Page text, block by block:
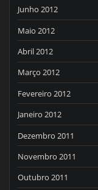
Junho 2012
Maio 2012
Abril 2012
Março 2012
Fevereiro 2012
Janeiro 2012
Dezembro 2011
Novembro 2011
Outubro 2011